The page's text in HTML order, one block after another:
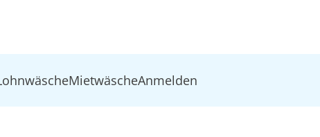
MietwäscheAnmelden